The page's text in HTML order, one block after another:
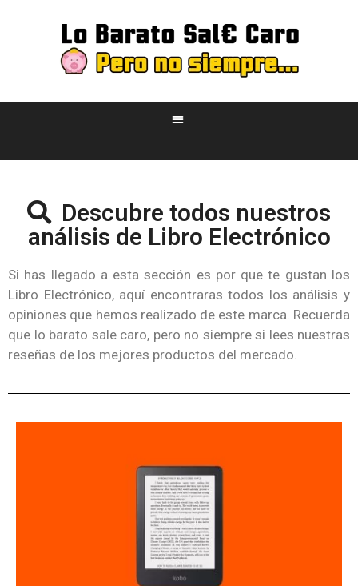
Descubre todos nuestros
análisis de Libro Electrónico
Si has llegado a esta sección es por que te gustan los
Libro Electrónico, aquí encontraras todos los análisis y
opiniones que hemos realizado de este marca. Recuerda
que lo barato sale caro, pero no siempre si lees nuestras
reseñas de los mejores productos del mercado.